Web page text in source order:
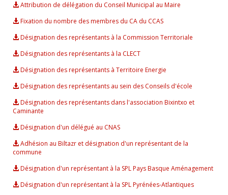
Attribution de délégation du Conseil Municipal au Maire
Fixation du nombre des membres du CA du CCAS
Désignation des représentants à la Commission Territoriale
Désignation des représentants à la CLECT
Désignation des représentants à Territoire Energie
Désignation des représentants au sein des Conseils d'école
Désignation des représentants dans l'association Bixintxo et
Caminante
Désignation d'un délégué au CNAS
Adhésion au Biltazr et désignation d'un représentant de la
commune
Désignation d'un représentant à la SPL Pays Basque Aménagement
Désignation d'un représentant à la SPL Pyrénées-Atlantiques